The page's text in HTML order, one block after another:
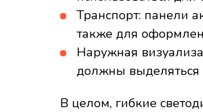
Транспорт: панели
также для
Наружная
должны выделяться
В целом, гибкие